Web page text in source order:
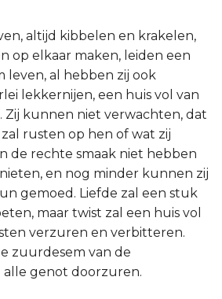
altijd kibbelen en krakelen,
op elkaar maken, leiden een
leven, al hebben zij ook
lekkernijen, een huis vol van
Zij kunnen niet verwachten, dat
rusten op hen of wat zij
de rechte smaak niet hebben
en nog minder kunnen zij
gemoed. Liefde zal een stuk
maar twist zal een huis vol
verzuren en verbitteren.
zuurdesem van de
alle genot doorzuren.